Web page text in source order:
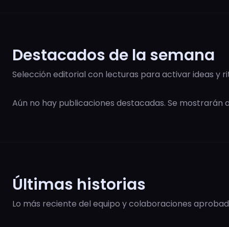
Destacados de la semana
Selección editorial con lecturas para activar ideas y
Aún no hay publicaciones destacadas. Se
Últimas historias
Lo más reciente del equipo y colaboraciones